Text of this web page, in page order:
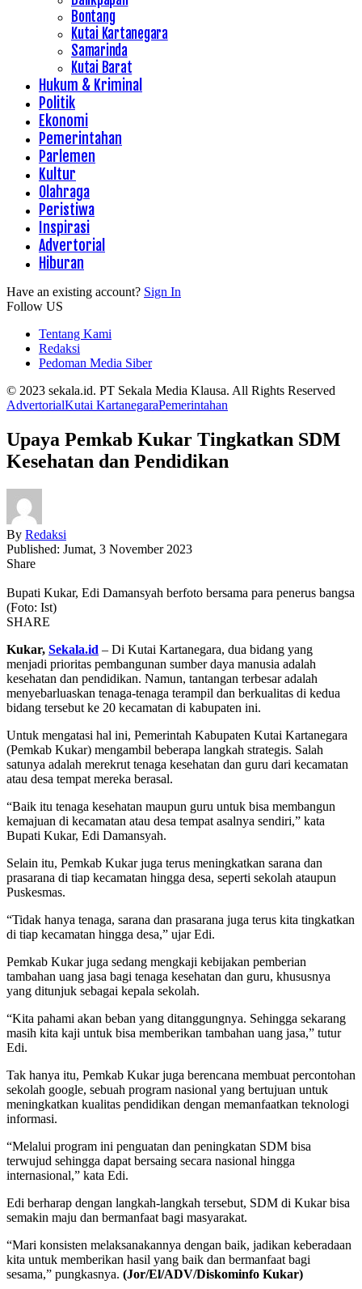
Bontang
Kutai Kartanegara
Samarinda
Kutai Barat
Hukum & Kriminal
Politik
Ekonomi
Pemerintahan
Parlemen
Kultur
Olahraga
Peristiwa
Inspirasi
Advertorial
Hiburan
Have an existing account? Sign In
Follow US
Tentang Kami
Redaksi
Pedoman Media Siber
© 2023 sekala.id. PT Sekala Media Klausa. All Rights Reserved
AdvertorialKutai KartanegaraPemerintahan
Upaya Pemkab Kukar Tingkatkan SDM
Kesehatan dan Pendidikan
By Redaksi
Published: Jumat, 3 November 2023
Share
Bupati Kukar, Edi Damansyah berfoto bersama para penerus bangsa
(Foto: Ist)
SHARE
Kukar, Sekala.id – Di Kutai Kartanegara, dua bidang yang
menjadi prioritas pembangunan sumber daya manusia adalah
kesehatan dan pendidikan. Namun, tantangan terbesar adalah
menyebarluaskan tenaga-tenaga terampil dan berkualitas di kedua
bidang tersebut ke 20 kecamatan di kabupaten ini.
Untuk mengatasi hal ini, Pemerintah Kabupaten Kutai Kartanegara
(Pemkab Kukar) mengambil beberapa langkah strategis. Salah
satunya adalah merekrut tenaga kesehatan dan guru dari kecamatan
atau desa tempat mereka berasal.
“Baik itu tenaga kesehatan maupun guru untuk bisa membangun
kemajuan di kecamatan atau desa tempat asalnya sendiri,” kata
Bupati Kukar, Edi Damansyah.
Selain itu, Pemkab Kukar juga terus meningkatkan sarana dan
prasarana di tiap kecamatan hingga desa, seperti sekolah ataupun
Puskesmas.
“Tidak hanya tenaga, sarana dan prasarana juga terus kita tingkatkan
di tiap kecamatan hingga desa,” ujar Edi.
Pemkab Kukar juga sedang mengkaji kebijakan pemberian
tambahan uang jasa bagi tenaga kesehatan dan guru, khususnya
yang ditunjuk sebagai kepala sekolah.
“Kita pahami akan beban yang ditanggungnya. Sehingga sekarang
masih kita kaji untuk bisa memberikan tambahan uang jasa,” tutur
Edi.
Tak hanya itu, Pemkab Kukar juga berencana membuat percontohan
sekolah google, sebuah program nasional yang bertujuan untuk
meningkatkan kualitas pendidikan dengan memanfaatkan teknologi
informasi.
“Melalui program ini penguatan dan peningkatan SDM bisa
terwujud sehingga dapat bersaing secara nasional hingga
internasional,” kata Edi.
Edi berharap dengan langkah-langkah tersebut, SDM di Kukar bisa
semakin maju dan bermanfaat bagi masyarakat.
“Mari konsisten melaksanakannya dengan baik, jadikan keberadaan
kita untuk memberikan hasil yang baik dan bermanfaat bagi
sesama,” pungkasnya. (Jor/El/ADV/Diskominfo Kukar)